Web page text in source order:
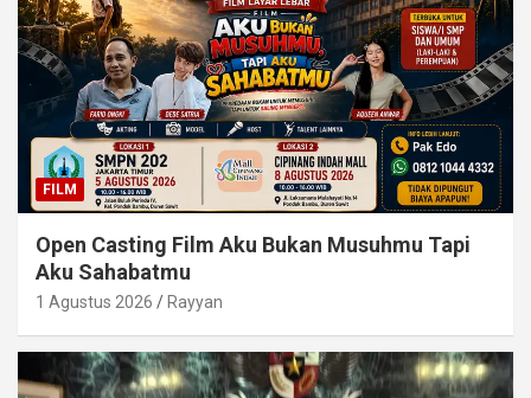
FILM
Open Casting Film Aku Bukan Musuhmu Tapi
Aku Sahabatmu
1 Agustus 2026 Rayyan